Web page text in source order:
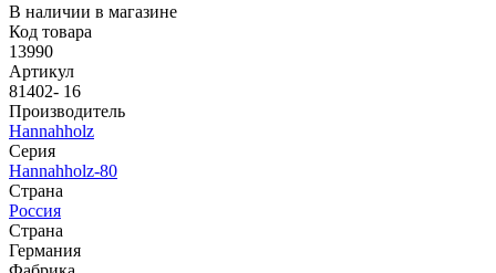
В наличии в магазине
Код товара
13990
Артикул
81402- 16
Производитель
Hannahholz
Серия
Hannahholz-80
Страна
Россия
Страна
Германия